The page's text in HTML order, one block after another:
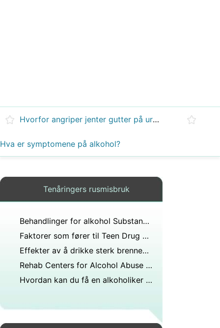
Hvorfor angriper jenter gutter på urettferdige måter?
Hva er symptomene på alkohol?
Tenåringers rusmisbruk
Behandlinger for alkohol Substance Abuse i Teens
Faktorer som fører til Teen Drug Abuse
Effekter av å drikke sterk brennevin menneskekroppen freshmen maritime?
Rehab Centers for Alcohol Abuse i Texas for tenåringer
Hvordan kan du få en alkoholiker seksjonert?